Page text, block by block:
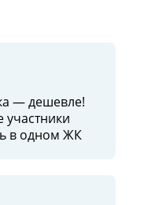
— дешевле!
в одном ЖК